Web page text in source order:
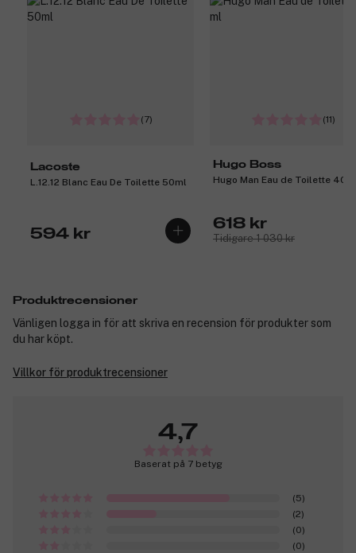
(7)
Lacoste
L.12.12 Blanc Eau De Toilette 50ml
594 kr
(11)
Hugo Boss
Hugo Man Eau de Toilette 40
618 kr
Tidigare 1 030 kr
Produktrecensioner
Vänligen logga in för att skriva en recension för produkter som
du har köpt.
Villkor för produktrecensioner
4,7
Baserat på 7 betyg
(5)
(2)
(0)
(0)